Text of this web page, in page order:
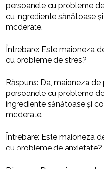
persoanele cu probleme
cu ingrediente sănătoase
moderate.
Întrebare: Este maioneza
cu probleme de stres?
Răspuns: Da, maioneza
persoanele cu probleme
ingrediente sănătoase și
moderate.
Întrebare: Este maioneza
cu probleme de anxietate?